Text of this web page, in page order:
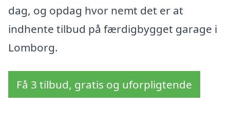
dag, og opdag hvor nemt det er at
indhente tilbud på færdigbygget garage i
Lomborg.
Få 3 tilbud, gratis og uforpligtende